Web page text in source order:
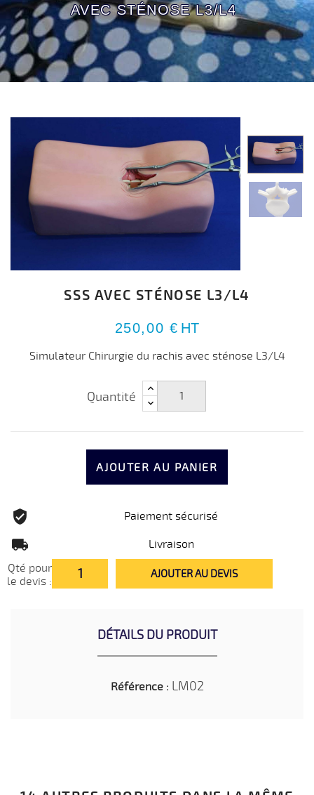
AVEC STÉNOSE L3/L4
SSS AVEC STÉNOSE L3/L4
250,00 € HT
Simulateur Chirurgie du rachis avec sténose L3/L4
Quantité
AJOUTER AU PANIER
Paiement sécurisé
Livraison
Qté pour
le devis :
AJOUTER AU DEVIS
DÉTAILS DU PRODUIT
Référence : LM02